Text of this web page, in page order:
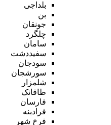
بلداجی
بن
جونقان
چلگرد
سامان
سفیددشت
سودجان
سورشجان
شلمزار
طاقانک
فارسان
فرادبنه
فرخ شهر